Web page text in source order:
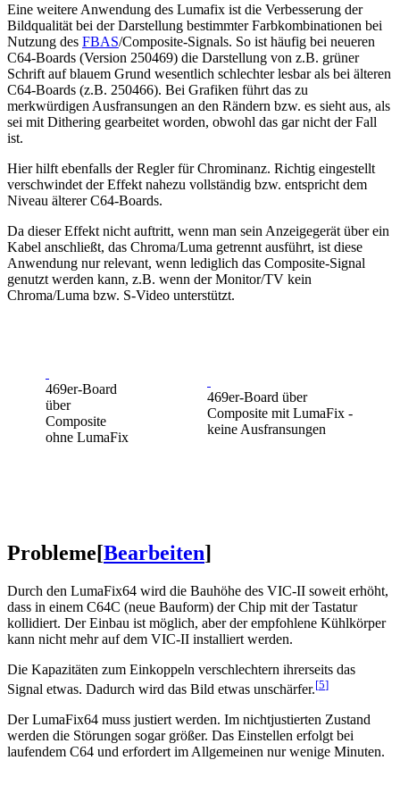
Eine weitere Anwendung des Lumafix ist die Verbesserung der
Bildqualität bei der Darstellung bestimmter Farbkombinationen bei
Nutzung des FBAS/Composite-Signals. So ist häufig bei neueren
C64-Boards (Version 250469) die Darstellung von z.B. grüner
Schrift auf blauem Grund wesentlich schlechter lesbar als bei älteren
C64-Boards (z.B. 250466). Bei Grafiken führt das zu
merkwürdigen Ausfransungen an den Rändern bzw. es sieht aus, als
sei mit Dithering gearbeitet worden, obwohl das gar nicht der Fall
ist.
Hier hilft ebenfalls der Regler für Chrominanz. Richtig eingestellt
verschwindet der Effekt nahezu vollständig bzw. entspricht dem
Niveau älterer C64-Boards.
Da dieser Effekt nicht auftritt, wenn man sein Anzeigegerät über ein
Kabel anschließt, das Chroma/Luma getrennt ausführt, ist diese
Anwendung nur relevant, wenn lediglich das Composite-Signal
genutzt werden kann, z.B. wenn der Monitor/TV kein
Chroma/Luma bzw. S-Video unterstützt.
469er-Board
über
Composite
ohne LumaFix
469er-Board über
Composite mit LumaFix -
keine Ausfransungen
Probleme[Bearbeiten]
Durch den LumaFix64 wird die Bauhöhe des VIC-II soweit erhöht,
dass in einem C64C (neue Bauform) der Chip mit der Tastatur
kollidiert. Der Einbau ist möglich, aber der empfohlene Kühlkörper
kann nicht mehr auf dem VIC-II installiert werden.
Die Kapazitäten zum Einkoppeln verschlechtern ihrerseits das
Signal etwas. Dadurch wird das Bild etwas unschärfer.[5]
Der LumaFix64 muss justiert werden. Im nichtjustierten Zustand
werden die Störungen sogar größer. Das Einstellen erfolgt bei
laufendem C64 und erfordert im Allgemeinen nur wenige Minuten.